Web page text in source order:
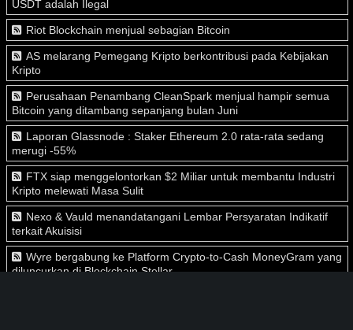
USDT adalah Ilegal
Riot Blockchain menjual sebagian Bitcoin
AS melarang Pemegang Kripto berkontribusi pada Kebijakan
Kripto
Perusahaan Penambang CleanSpark menjual hampir semua
Bitcoin yang ditambang sepanjang bulan Juni
Laporan Glassnode : Staker Ethereum 2.0 rata-rata sedang
merugi -55%
FTX siap menggelontorkan $2 Miliar untuk membantu Industri
Kripto melewati Masa Sulit
Nexo & Vauld menandatangani Lembar Persyaratan Indikatif
terkait Akuisisi
Wyre bergabung ke Platform Crypto-to-Cash MoneyGram yang
diluncurkan di Blockchain Stellar